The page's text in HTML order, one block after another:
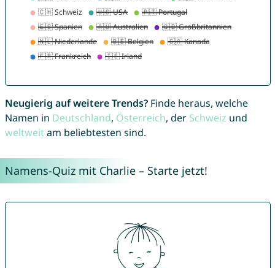
Neugierig auf weitere Trends?Finde heraus, welche
Namen in Deutschland, Österreich, der Schweiz und
weltweitam beliebtesten sind.
Namens-Quiz mit Charlie – Starte jetzt!